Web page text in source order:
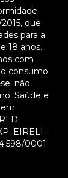
que
para a
18 anos.
com
consumo
não
Saúde e
EIRELI -
0001-